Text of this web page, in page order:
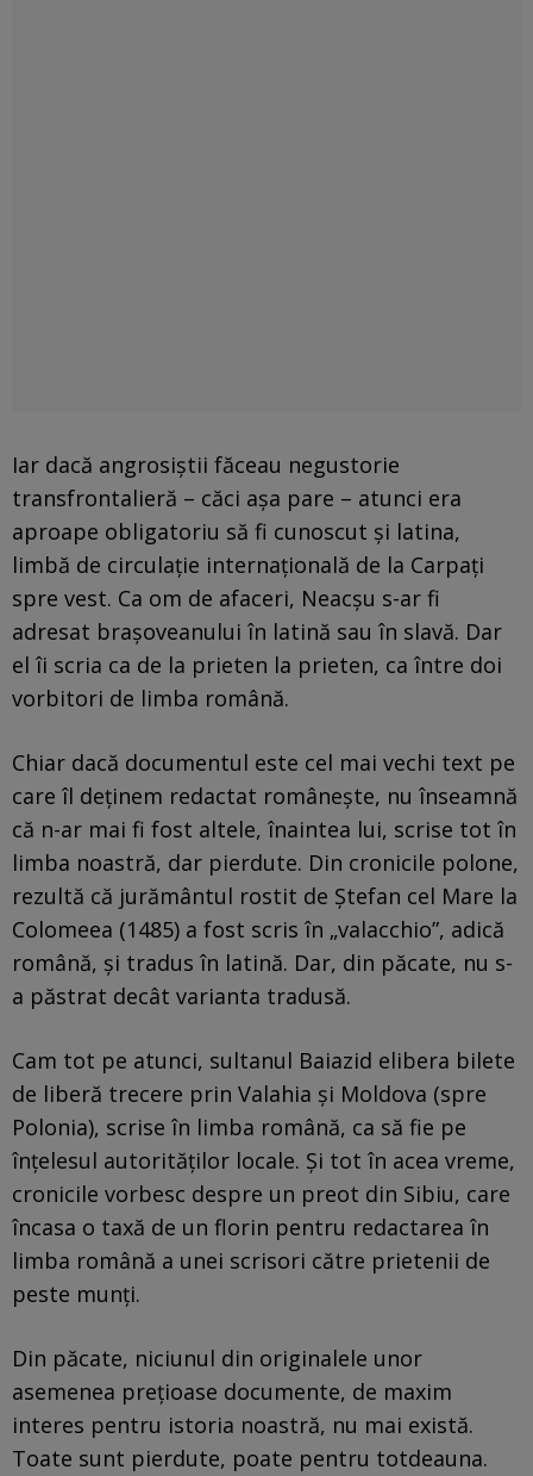
Iar dacă angrosiștii făceau negustorie
transfrontalieră – căci așa pare – atunci era
aproape obligatoriu să fi cunoscut și latina,
limbă de circulație internațională de la Carpați
spre vest. Ca om de afaceri, Neacșu s-ar fi
adresat brașoveanului în latină sau în slavă. Dar
el îi scria ca de la prieten la prieten, ca între doi
vorbitori de limba română.
Chiar dacă documentul este cel mai vechi text pe
care îl deținem redactat românește, nu înseamnă
că n-ar mai fi fost altele, înaintea lui, scrise tot în
limba noastră, dar pierdute. Din cronicile polone,
rezultă că jurământul rostit de Ștefan cel Mare la
Colomeea (1485) a fost scris în „valacchio”, adică
română, și tradus în latină. Dar, din păcate, nu s-
a păstrat decât varianta tradusă.
Cam tot pe atunci, sultanul Baiazid elibera bilete
de liberă trecere prin Valahia și Moldova (spre
Polonia), scrise în limba română, ca să fie pe
înțelesul autorităților locale. Și tot în acea vreme,
cronicile vorbesc despre un preot din Sibiu, care
încasa o taxă de un florin pentru redactarea în
limba română a unei scrisori către prietenii de
peste munți.
Din păcate, niciunul din originalele unor
asemenea prețioase documente, de maxim
interes pentru istoria noastră, nu mai există.
Toate sunt pierdute, poate pentru totdeauna.